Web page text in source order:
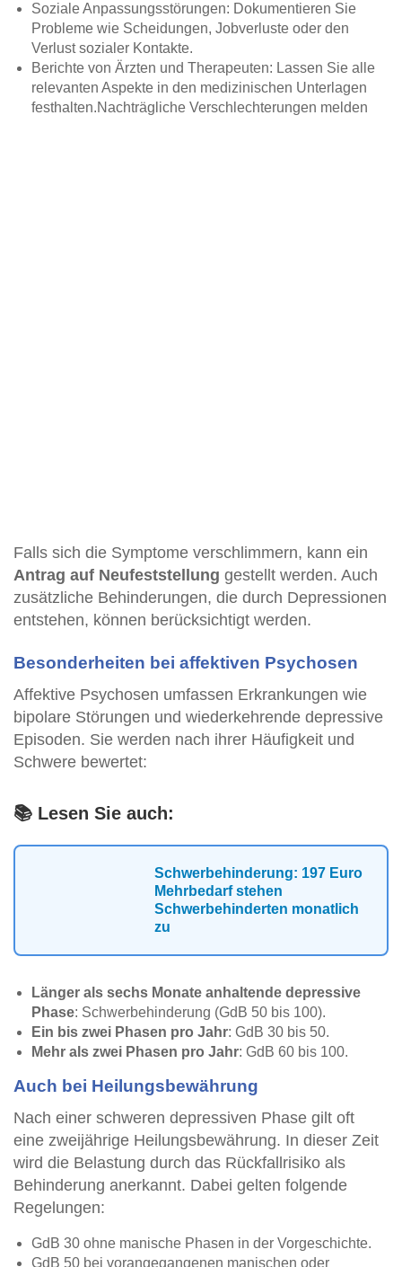
Soziale Anpassungsstörungen: Dokumentieren Sie
Probleme wie Scheidungen, Jobverluste oder den
Verlust sozialer Kontakte.
Berichte von Ärzten und Therapeuten: Lassen Sie alle
relevanten Aspekte in den medizinischen Unterlagen
festhalten.Nachträgliche Verschlechterungen melden
Falls sich die Symptome verschlimmern, kann ein
Antrag auf Neufeststellung gestellt werden. Auch
zusätzliche Behinderungen, die durch Depressionen
entstehen, können berücksichtigt werden.
Besonderheiten bei affektiven Psychosen
Affektive Psychosen umfassen Erkrankungen wie
bipolare Störungen und wiederkehrende depressive
Episoden. Sie werden nach ihrer Häufigkeit und
Schwere bewertet:
📚 Lesen Sie auch:
Schwerbehinderung: 197 Euro
Mehrbedarf stehen
Schwerbehinderten monatlich
zu
Länger als sechs Monate anhaltende depressive
Phase: Schwerbehinderung (GdB 50 bis 100).
Ein bis zwei Phasen pro Jahr: GdB 30 bis 50.
Mehr als zwei Phasen pro Jahr: GdB 60 bis 100.
Auch bei Heilungsbewährung
Nach einer schweren depressiven Phase gilt oft
eine zweijährige Heilungsbewährung. In dieser Zeit
wird die Belastung durch das Rückfallrisiko als
Behinderung anerkannt. Dabei gelten folgende
Regelungen:
GdB 30 ohne manische Phasen in der Vorgeschichte.
GdB 50 bei vorangegangenen manischen oder